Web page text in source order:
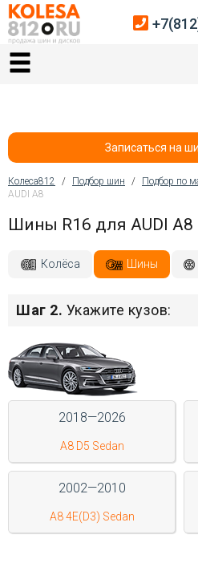
Главная
Автосервис
Хранение шин
Покупателям
Контакты
Войти на сайт
+7(812)317-
17-
Записаться на
Вы здесь
Колеса812 / Подбор шин / Подбор по
AUDI A8
Шины R16 для AUDI A8
Колёса Шины
Шаг 2. Укажите кузов:
2018—2026
A8 D5 Sedan
2002—2010
A8 4E(D3) Sedan